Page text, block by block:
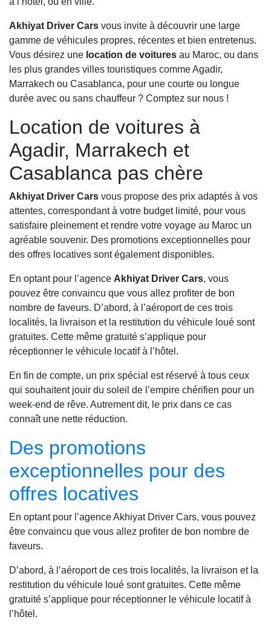
Akhiyat Driver Cars vous invite à découvrir une large
gamme de véhicules propres, récentes et bien entretenus.
Vous désirez une location de voitures au Maroc, ou dans
les plus grandes villes touristiques comme Agadir,
Marrakech ou Casablanca, pour une courte ou longue
durée avec ou sans chauffeur ? Comptez sur nous !
Location de voitures à
Agadir, Marrakech et
Casablanca pas chère
Akhiyat Driver Cars vous propose des prix adaptés à vos
attentes, correspondant à votre budget limité, pour vous
satisfaire pleinement et rendre votre voyage au Maroc un
agréable souvenir. Des promotions exceptionnelles pour
des offres locatives sont également disponibles.
En optant pour l’agence Akhiyat Driver Cars, vous
pouvez être convaincu que vous allez profiter de bon
nombre de faveurs. D’abord, à l’aéroport de ces trois
localités, la livraison et la restitution du véhicule loué sont
gratuites. Cette même gratuité s’applique pour
réceptionner le véhicule locatif à l’hôtel.
En fin de compte, un prix spécial est réservé à tous ceux
qui souhaitent jouir du soleil de l’empire chérifien pour un
week-end de rêve. Autrement dit, le prix dans ce cas
connaît une nette réduction.
Des promotions
exceptionnelles pour des
offres locatives
En optant pour l’agence Akhiyat Driver Cars, vous pouvez
être convaincu que vous allez profiter de bon nombre de
faveurs.
D’abord, à l’aéroport de ces trois localités, la livraison et la
restitution du véhicule loué sont gratuites. Cette même
gratuité s’applique pour réceptionner le véhicule locatif à
l’hôtel.